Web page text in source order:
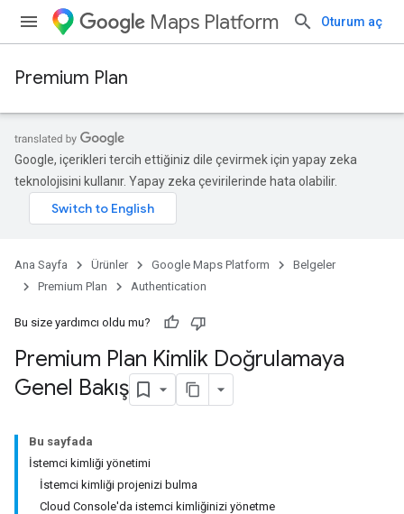
Maps Platform Oturum aç
Premium Plan
Google, içerikleri tercih ettiğiniz dile çevirmek için yapay zeka
teknolojisini kullanır. Yapay zeka çevirilerinde hata olabilir.
Ana Sayfa Ürünler Google Maps Platform
Belgeler
Premium Plan
Authentication
Bu size yardımcı oldu mu?
Premium Plan Kimlik Doğrulamaya
Genel Bakış
Bu sayfada
İstemci kimliği yönetimi
İstemci kimliği projenizi bulma
Cloud Console'da istemci kimliğinizi yönetme